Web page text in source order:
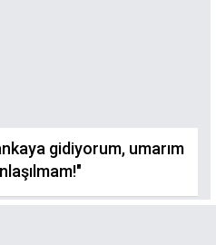
gidiyorum, umarım